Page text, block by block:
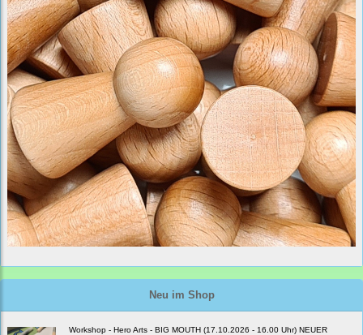
Neu im Shop
Workshop - Hero Arts - BIG MOUTH (17.10.2026 - 16.00 Uhr) NEUER